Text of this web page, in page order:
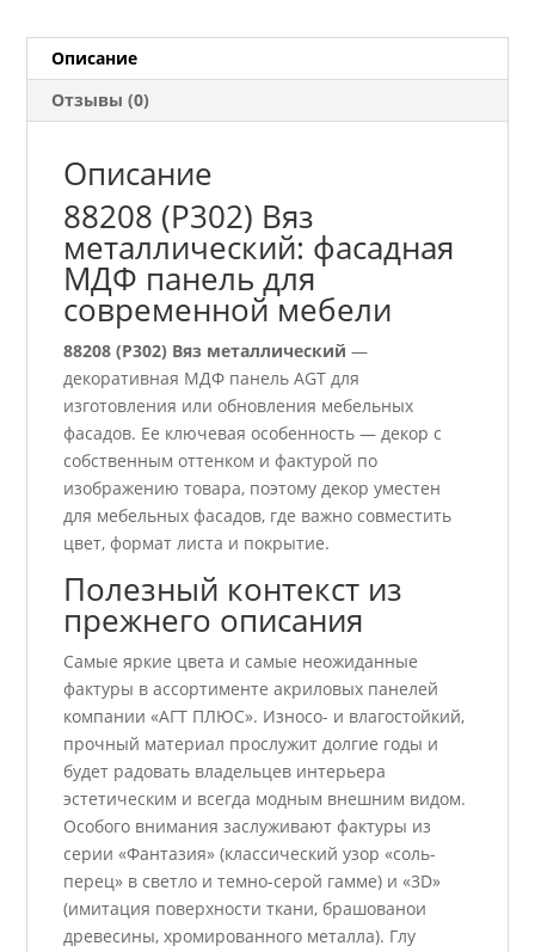
Описание
Отзывы (0)
Описание
88208 (P302) Вяз
металлический: фасадная
МДФ панель для
современной мебели
88208 (P302) Вяз металлический —
декоративная МДФ панель AGT для
изготовления или обновления мебельных
фасадов. Ее ключевая особенность — декор с
собственным оттенком и фактурой по
изображению товара, поэтому декор уместен
для мебельных фасадов, где важно совместить
цвет, формат листа и покрытие.
Полезный контекст из
прежнего описания
Самые яркие цвета и самые неожиданные
фактуры в ассортименте акриловых панелей
компании «АГТ ПЛЮС». Износо- и влагостойкий,
прочный материал прослужит долгие годы и
будет радовать владельцев интерьера
эстетическим и всегда модным внешним видом.
Особого внимания заслуживают фактуры из
серии «Фантазия» (классический узор «соль-
перец» в светло и темно-серой гамме) и «3D»
(имитация поверхности ткани, брашованои
древесины, хромированного металла). Глу